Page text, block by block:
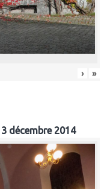
› »
décembre 2014